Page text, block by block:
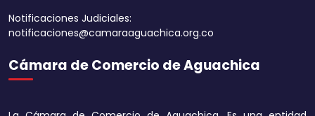
Notificaciones Judiciales:
notificaciones@camaraaguachica.org.co
Cámara de Comercio de Aguachica
Aumentar